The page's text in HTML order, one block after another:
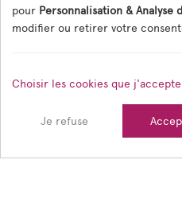
Documents
pour Personnalisation & Analyse
modifier ou retirer votre
Choisir les cookies que j'accepte
Je refuse